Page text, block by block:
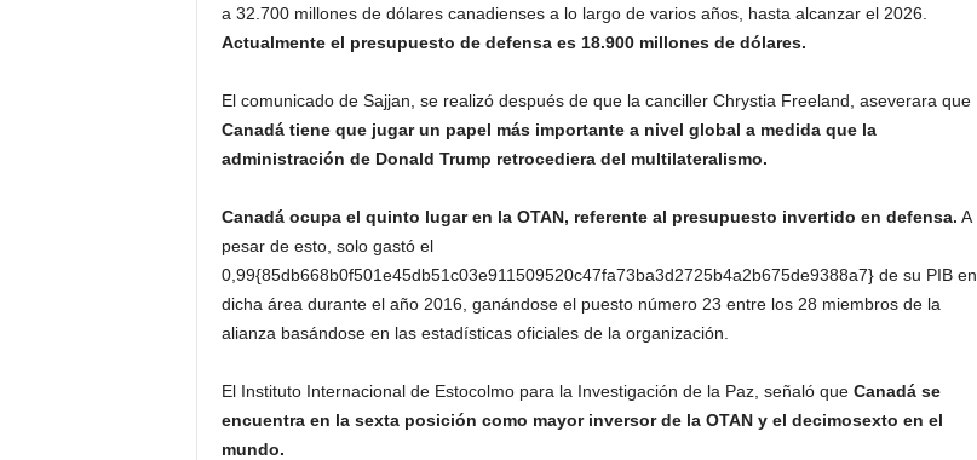
a 32.700 millones de dólares canadienses a lo largo de varios años, hasta alcanzar el 2026.
Actualmente el presupuesto de defensa es 18.900 millones de dólares.
El comunicado de Sajjan, se realizó después de que la canciller Chrystia Freeland, aseverara que
Canadá tiene que jugar un papel más importante a nivel global a medida que la
administración de Donald Trump retrocediera del multilateralismo.
Canadá ocupa el quinto lugar en la OTAN, referente al presupuesto invertido en defensa. A
pesar de esto, solo gastó el
0,99{85db668b0f501e45db51c03e911509520c47fa73ba3d2725b4a2b675de9388a7} de su PIB en
dicha área durante el año 2016, ganándose el puesto número 23 entre los 28 miembros de la
alianza basándose en las estadísticas oficiales de la organización.
El Instituto Internacional de Estocolmo para la Investigación de la Paz, señaló que Canadá se
encuentra en la sexta posición como mayor inversor de la OTAN y el decimosexto en el
mundo.